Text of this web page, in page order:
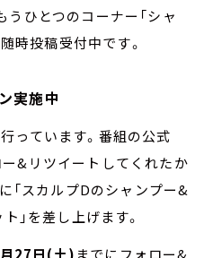
ひとつのコーナー「シャ
時投稿受付中です。
実施中
ています。番組の公式
&リツイートしてくれたか
「スカルプDのシャンプー&
」を差し上げます。